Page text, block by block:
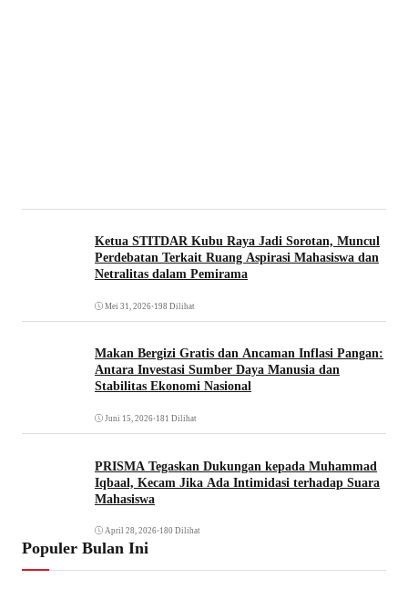
Ketua STITDAR Kubu Raya Jadi Sorotan, Muncul
Perdebatan Terkait Ruang Aspirasi Mahasiswa dan
Netralitas dalam Pemirama
Mei 31, 2026•198 Dilihat
Makan Bergizi Gratis dan Ancaman Inflasi Pangan:
Antara Investasi Sumber Daya Manusia dan
Stabilitas Ekonomi Nasional
Juni 15, 2026•181 Dilihat
PRISMA Tegaskan Dukungan kepada Muhammad
Iqbaal, Kecam Jika Ada Intimidasi terhadap Suara
Mahasiswa
April 28, 2026•180 Dilihat
Populer Bulan Ini